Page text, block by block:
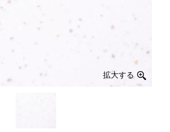
拡大する